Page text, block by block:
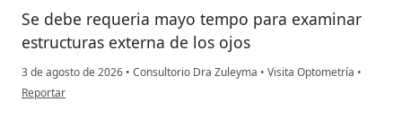
Se debe requeria mayo tempo para examinar
estructuras externa de los ojos
3 de agosto de 2026 • Consultorio Dra Zuleyma • Visita Optometría •
en opinión del usuario ll
Reportar